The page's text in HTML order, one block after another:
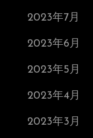
2023年7月
2023年6月
2023年5月
2023年4月
2023年3月